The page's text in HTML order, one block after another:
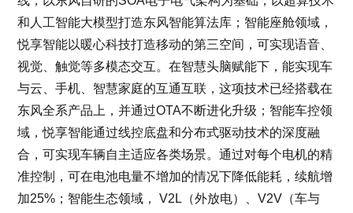
和人工智能大模型打造东风智能算法库；智能座舱领域，
悦享智能以暖心科技打造移动的第三空间，可实现语音、
视觉、触觉等多模态交互。在智慧头脑赋能下，能实现车
与云、手机、智慧家庭的互通互联，这项技术已经搭载在
东风全系产品上，并通过OTA不断进化升级；智能车控领
域，悦享智能通过线控底盘和分布式驱动技术的深度融
合，可实现车辆自主适应各类场景。通过对每个电机的精
准控制，可在电池电量不增加的情况下降低能耗，续航增
加25%；智能生态领域， V2L（外放电）、V2V（车与